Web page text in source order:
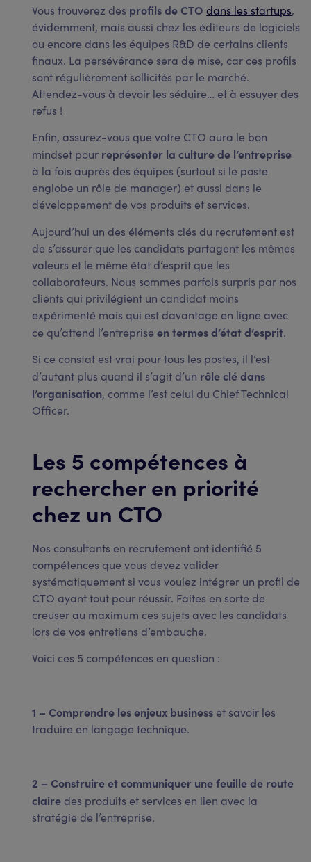
Vous trouverez des profils de CTO dans les startups,
évidemment, mais aussi chez les éditeurs de logiciels
ou encore dans les équipes R&D de certains clients
finaux. La persévérance sera de mise, car ces profils
sont régulièrement sollicités par le marché.
Attendez-vous à devoir les séduire… et à essuyer des
refus !
Enfin, assurez-vous que votre CTO aura le bon
mindset pour représenter la culture de l’entreprise
à la fois auprès des équipes (surtout si le poste
englobe un rôle de manager) et aussi dans le
développement de vos produits et services.
Aujourd’hui un des éléments clés du recrutement est
de s’assurer que les candidats partagent les mêmes
valeurs et le même état d’esprit que les
collaborateurs. Nous sommes parfois surpris par nos
clients qui privilégient un candidat moins
expérimenté mais qui est davantage en ligne avec
ce qu’attend l’entreprise en termes d’état d’esprit.
Si ce constat est vrai pour tous les postes, il l’est
d’autant plus quand il s’agit d’un rôle clé dans
l’organisation, comme l’est celui du Chief Technical
Officer.
Les 5 compétences à
rechercher en priorité
chez un CTO
Nos consultants en recrutement ont identifié 5
compétences que vous devez valider
systématiquement si vous voulez intégrer un profil de
CTO ayant tout pour réussir. Faites en sorte de
creuser au maximum ces sujets avec les candidats
lors de vos entretiens d’embauche.
Voici ces 5 compétences en question :
1 – Comprendre les enjeux business et savoir les
traduire en langage technique.
2 – Construire et communiquer une feuille de route
claire des produits et services en lien avec la
stratégie de l’entreprise.